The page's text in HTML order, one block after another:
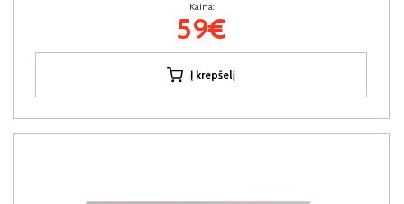
Kaina:
59€
Į krepšelį